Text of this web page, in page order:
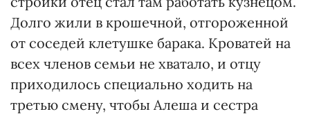
Долго жили в крошечной, отгороженной
от соседей клетушке барака. Кроватей на
всех членов семьи не хватало, и отцу
приходилось специально ходить на
третью смену, чтобы Алеша и сестра